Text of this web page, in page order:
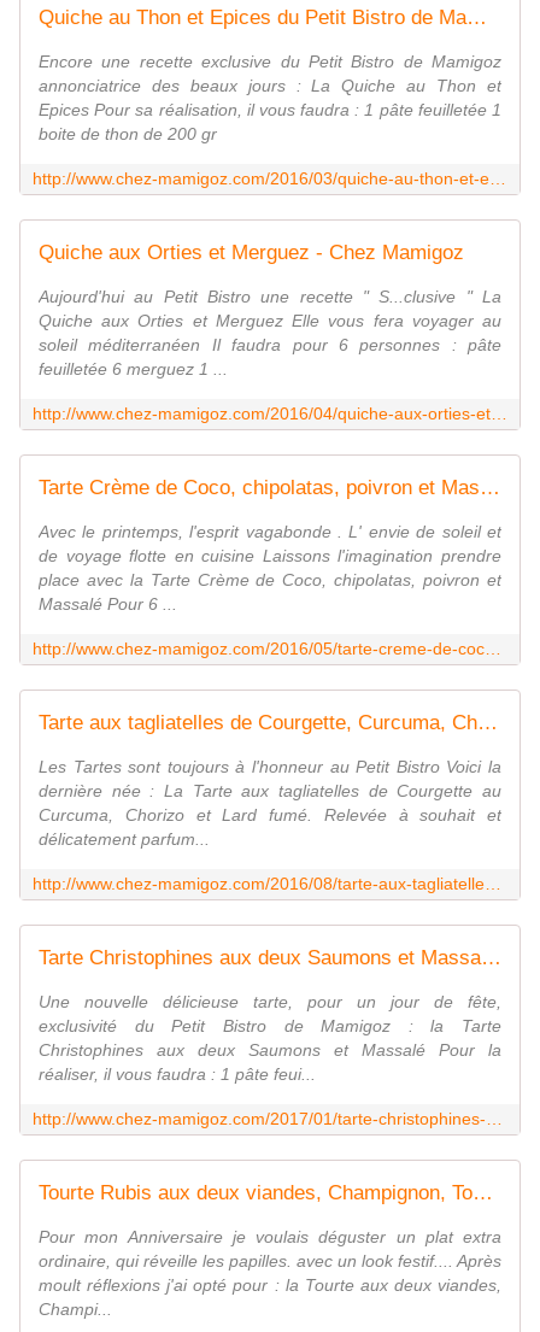
Quiche au Thon et Epices du Petit Bistro de Mamigoz - Chez Mamigoz
Encore une recette exclusive du Petit Bistro de Mamigoz
annonciatrice des beaux jours : La Quiche au Thon et
Epices Pour sa réalisation, il vous faudra : 1 pâte feuilletée 1
boite de thon de 200 gr
Quiche aux Orties et Merguez - Chez Mamigoz
Aujourd'hui au Petit Bistro une recette " S...clusive " La
Quiche aux Orties et Merguez Elle vous fera voyager au
soleil méditerranéen Il faudra pour 6 personnes : pâte
feuilletée 6 merguez 1 ...
Tarte Crème de Coco, chipolatas, poivron et Massalé au Petit Bistro - Chez Mamigoz
Avec le printemps, l'esprit vagabonde . L' envie de soleil et
de voyage flotte en cuisine Laissons l'imagination prendre
place avec la Tarte Crème de Coco, chipolatas, poivron et
Massalé Pour 6 ...
Tarte aux tagliatelles de Courgette, Curcuma, Chorizo et Lard fumé - Chez Mamigoz
Les Tartes sont toujours à l'honneur au Petit Bistro Voici la
dernière née : La Tarte aux tagliatelles de Courgette au
Curcuma, Chorizo et Lard fumé. Relevée à souhait et
délicatement parfum...
Tarte Christophines aux deux Saumons et Massalé - Chez Mamigoz
Une nouvelle délicieuse tarte, pour un jour de fête,
exclusivité du Petit Bistro de Mamigoz : la Tarte
Christophines aux deux Saumons et Massalé Pour la
réaliser, il vous faudra : 1 pâte feui...
Tourte Rubis aux deux viandes, Champignon, Tomate au Tandoori - Chez Mamigoz
Pour mon Anniversaire je voulais déguster un plat extra
ordinaire, qui réveille les papilles. avec un look festif.... Après
moult réflexions j'ai opté pour : la Tourte aux deux viandes,
Champi...